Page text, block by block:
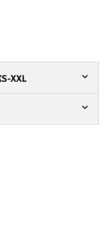
XXL